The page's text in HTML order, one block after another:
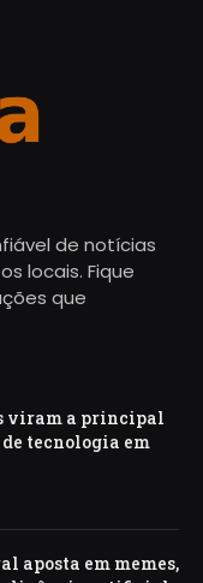
de notícias
locais. Fique
que
viram a principal
tecnologia em
aposta em memes,